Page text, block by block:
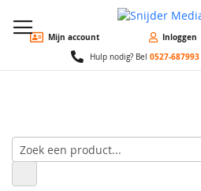
Mijn account Inloggen
Hulp nodig? Bel 0527-687993